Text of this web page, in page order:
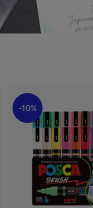
10%